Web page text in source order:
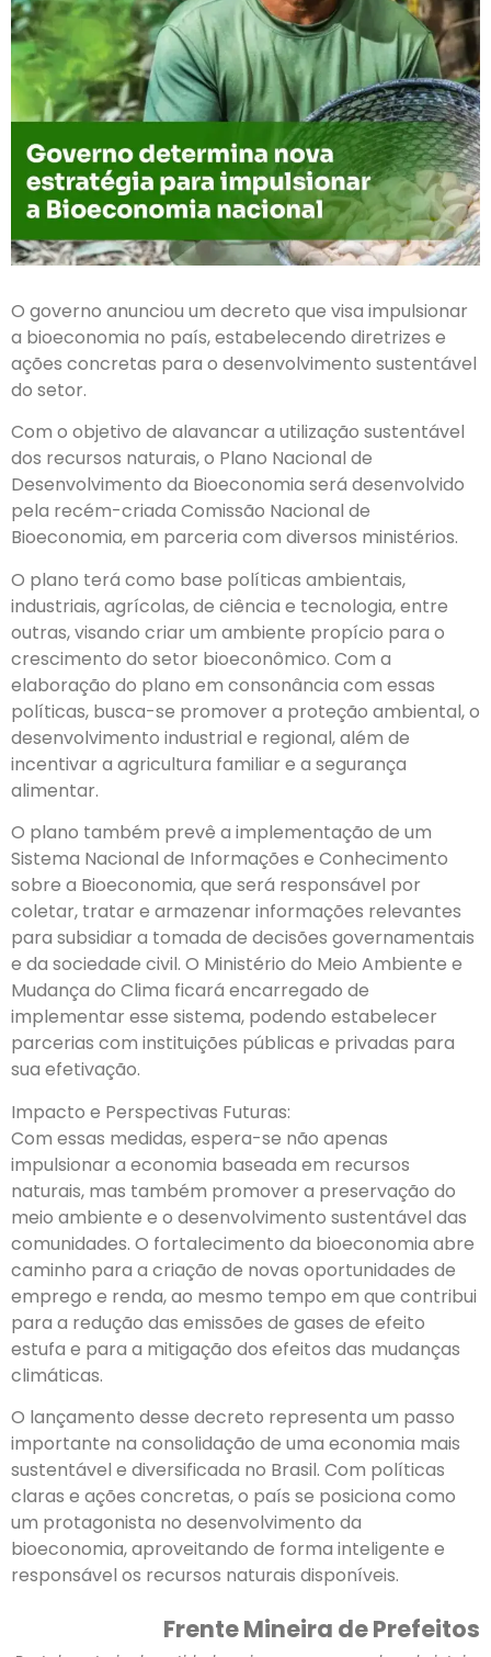
O governo anunciou um decreto que visa impulsionar
a bioeconomia no país, estabelecendo diretrizes e
ações concretas para o desenvolvimento sustentável
do setor.
Com o objetivo de alavancar a utilização sustentável
dos recursos naturais, o Plano Nacional de
Desenvolvimento da Bioeconomia será desenvolvido
pela recém-criada Comissão Nacional de
Bioeconomia, em parceria com diversos ministérios.
O plano terá como base políticas ambientais,
industriais, agrícolas, de ciência e tecnologia, entre
outras, visando criar um ambiente propício para o
crescimento do setor bioeconômico. Com a
elaboração do plano em consonância com essas
políticas, busca-se promover a proteção ambiental, o
desenvolvimento industrial e regional, além de
incentivar a agricultura familiar e a segurança
alimentar.
O plano também prevê a implementação de um
Sistema Nacional de Informações e Conhecimento
sobre a Bioeconomia, que será responsável por
coletar, tratar e armazenar informações relevantes
para subsidiar a tomada de decisões governamentais
e da sociedade civil. O Ministério do Meio Ambiente e
Mudança do Clima ficará encarregado de
implementar esse sistema, podendo estabelecer
parcerias com instituições públicas e privadas para
sua efetivação.
Impacto e Perspectivas Futuras:
Com essas medidas, espera-se não apenas
impulsionar a economia baseada em recursos
naturais, mas também promover a preservação do
meio ambiente e o desenvolvimento sustentável das
comunidades. O fortalecimento da bioeconomia abre
caminho para a criação de novas oportunidades de
emprego e renda, ao mesmo tempo em que contribui
para a redução das emissões de gases de efeito
estufa e para a mitigação dos efeitos das mudanças
climáticas.
O lançamento desse decreto representa um passo
importante na consolidação de uma economia mais
sustentável e diversificada no Brasil. Com políticas
claras e ações concretas, o país se posiciona como
um protagonista no desenvolvimento da
bioeconomia, aproveitando de forma inteligente e
responsável os recursos naturais disponíveis.
Frente Mineira de Prefeitos